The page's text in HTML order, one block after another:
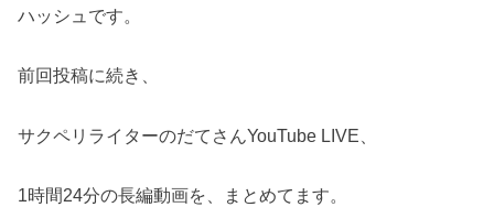
ハッシュです。
前回投稿に続き、
サクペリライターのだてさんYouTube LIVE、
1時間24分の長編動画を、まとめてます。